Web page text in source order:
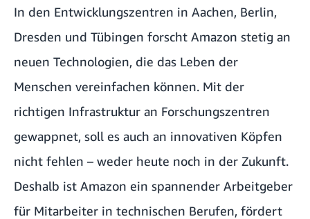
In den Entwicklungszentren in Aachen, Berlin,
Dresden und Tübingen forscht Amazon stetig an
neuen Technologien, die das Leben der
Menschen vereinfachen können. Mit der
richtigen Infrastruktur an Forschungszentren
gewappnet, soll es auch an innovativen Köpfen
nicht fehlen – weder heute noch in der Zukunft.
Deshalb ist Amazon ein spannender Arbeitgeber
für Mitarbeiter in technischen Berufen, fördert